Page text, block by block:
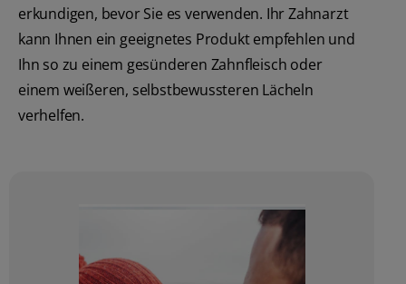
erkundigen, bevor Sie es verwenden. Ihr Zahnarzt
kann Ihnen ein geeignetes Produkt empfehlen und
Ihn so zu einem gesünderen Zahnfleisch oder
einem weißeren, selbstbewussteren Lächeln
verhelfen.